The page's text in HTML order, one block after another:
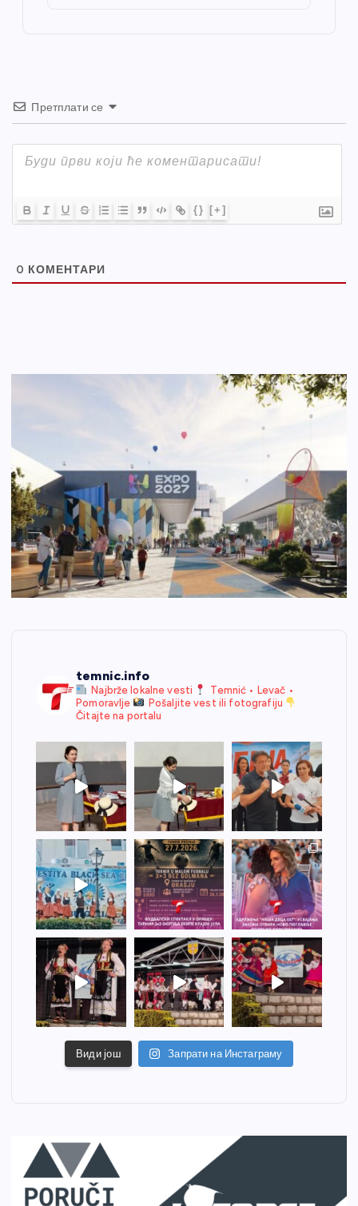
Претплати се
{} [+]
0 КОМЕНТАРИ
temnic.info
Najbrže lokalne vesti
Temnić • Levač •
Pomoravlje
Pošaljite vest ili fotografiju
Čitajte na portalu
Види још Запрати на Инстаграму